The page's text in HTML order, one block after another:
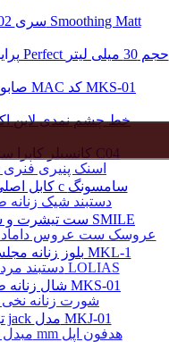
اسنک پنیری فنری 60 گرمی چاکلز
دستبند شیک
عروسک ست عروس داماد خرسی
دستبند مردانه طرح پلنگ برند LOLIAS
شورت زنانه
مبدل لایتنینگ به جک 3.5 mm هدفون اپل
کرم پودر شون S02 سری Smoothing Matt
پرایمر صورت شون سری Perfect حجم 30 میلی لیتر
صابون لیفت ابرو مک MAC کد MKS-01
خط چشم نمدی لاین
کانسیلر کاپرا سری نیو شماره C04
کابل اصلی 2 طرف تایپ c سامسونگ
ست تیشرت و شلوار زنانه طرح SMILE
بلوز زنانه مجلسی مدل لمه کد MKL-1
شال زنانه طرح برگ مدل MKS-01
تیشرت طرح jack مدل MKJ-01